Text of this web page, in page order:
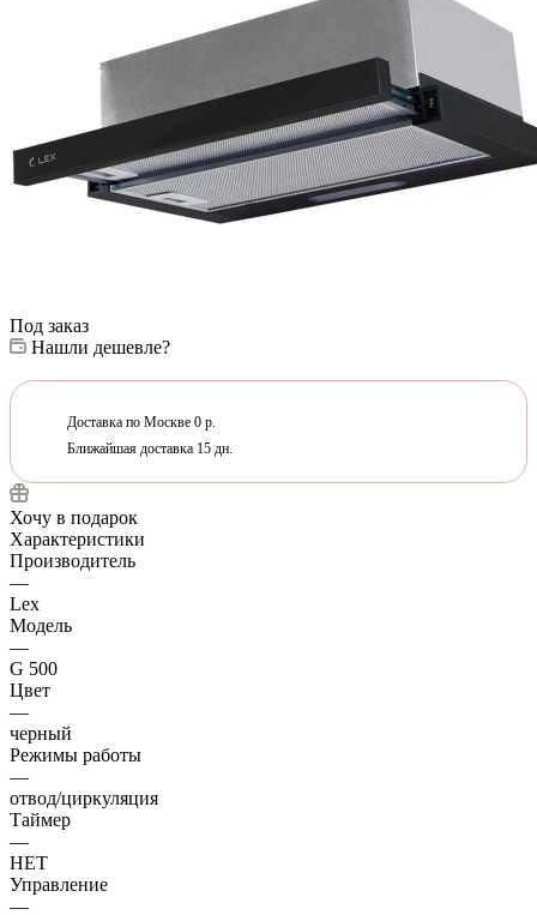
Под заказ
Нашли дешевле?
Доставка по Москве 0 р.
Ближайшая доставка 15 дн.
Хочу в подарок
Характеристики
Производитель
—
Lex
Модель
—
G 500
Цвет
—
черный
Режимы работы
—
отвод/циркуляция
Таймер
—
НЕТ
Управление
—